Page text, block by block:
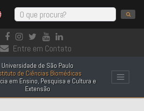
Entre em Contato
Universidade de São Paulo
de Ciências Biomédicas
em Ensino, Pesquisa e Cultura e
Extensão